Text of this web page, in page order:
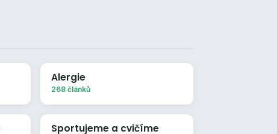
Alergie
268 článků
Sportujeme a cvičíme